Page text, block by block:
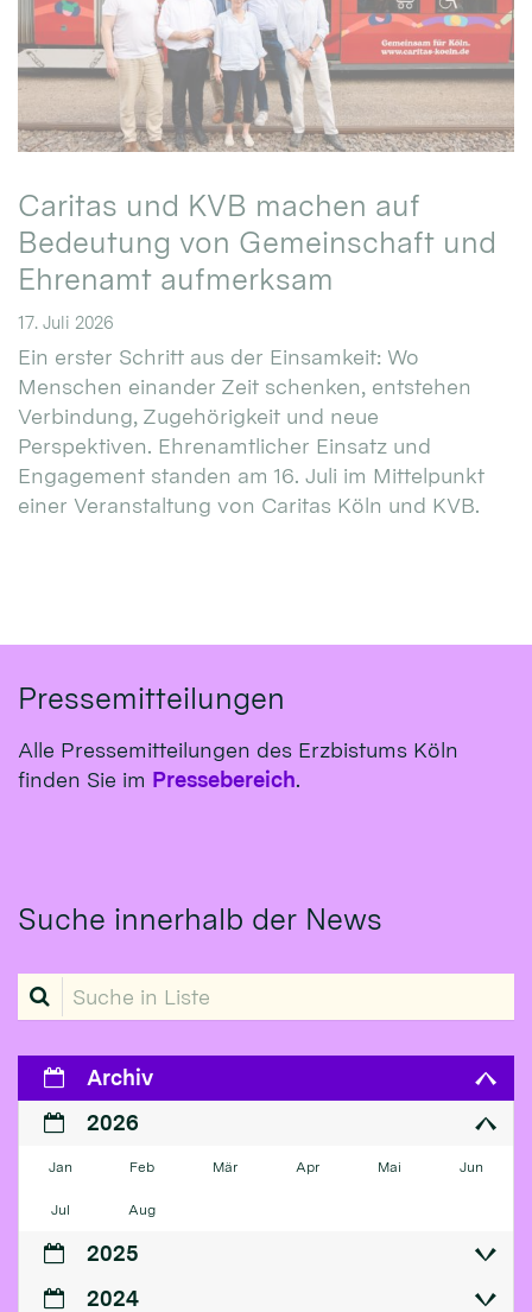
Caritas und KVB machen auf
Bedeutung von Gemeinschaft und
Ehrenamt aufmerksam
17. Juli 2026
Ein erster Schritt aus der Einsamkeit: Wo
Menschen einander Zeit schenken, entstehen
Verbindung, Zugehörigkeit und neue
Perspektiven. Ehrenamtlicher Einsatz und
Engagement standen am 16. Juli im Mittelpunkt
einer Veranstaltung von Caritas Köln und KVB.
Pressemitteilungen
Alle Pressemitteilungen des Erzbistums Köln
finden Sie im Pressebereich.
Suche innerhalb der News
Suche in Liste
Archiv
2026
Jan Feb Mär Apr Mai Jun
Jul Aug
2025
2024